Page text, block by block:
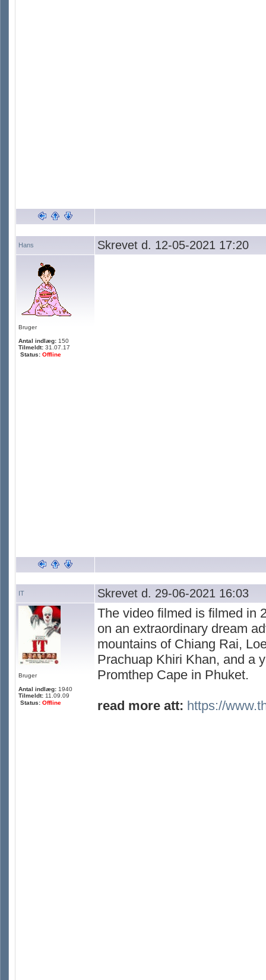
Hans Skrevet d. 12-05-2021 17:20
Bruger
Antal indlæg: 150
Tilmeldt: 31.07.17
Status: Offline
IT Skrevet d. 29-06-2021 16:03
Bruger
Antal indlæg: 1940
Tilmeldt: 11.09.09
Status: Offline
The video filmed is filmed in
on an extraordinary dream
mountains of Chiang Rai,
Prachuap Khiri Khan, and a
Promthep Cape in Phuket.
read more att: https://